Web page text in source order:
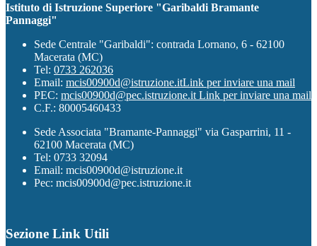
Istituto di Istruzione Superiore "Garibaldi Bramante
Pannaggi"
Sede Centrale "Garibaldi": contrada Lornano, 6 - 62100
Macerata (MC)
Tel: 0733 262036
Email: mcis00900d@istruzione.itLink per inviare una mail
PEC: mcis00900d@pec.istruzione.it Link per inviare una mail
C.F.: 80005460433
Sede Associata "Bramante-Pannaggi" via Gasparrini, 11 -
62100 Macerata (MC)
Tel: 0733 32094
Email: mcis00900d@istruzione.it
Pec: mcis00900d@pec.istruzione.it
Sezione Link Utili